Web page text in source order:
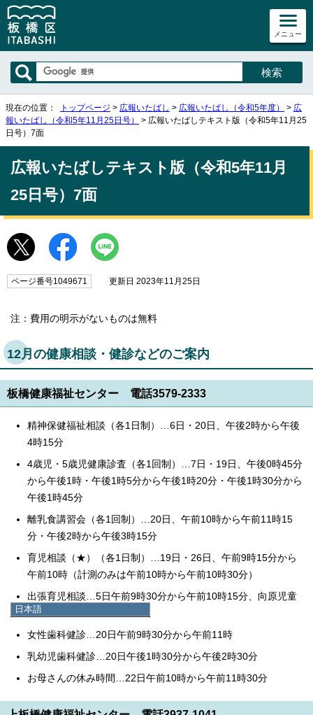
メニュー
日本語
English
한국어
简体中文
繁體中文
現在の位置： トップページ > 広報いたばし > 広報いたばし（令和5年度） > 広
報いたばし（令和5年11月25日号）
> 広報いたばしテキスト版（令和5年11月25
日号）7面
広報いたばしテキスト版（令和5年11月
25日号）7面
ページ番号1049671 更新日 2023年11月25日
注：費用の明示がないものは無料
12月の健康相談・健診などのご案内
板橋健康福祉センター 電話3579-2333
精神保健福祉相談（各1日制）…6日・20日、午後2時から午後
4時15分
4歳児・5歳児健康診査（各1回制）…7日・19日、午後0時45分
から午後1時・午後1時5分から午後1時20分・午後1時30分から
午後1時45分
離乳食講習会（各1回制）…20日、午前10時から午前11時15
分・午後2時から午後3時15分
育児相談（★）（各1日制）…19日・26日、午前9時15分から
午前10時（計測のみは午前10時から午前10時30分）
出張育児相談…5日午前9時30分から午前10時15分、向原児童
館
女性歯科健診…20日午前9時30分から午前11時
乳幼児歯科健診…20日午後1時30分から午後2時30分
お母さんの休み時間…22日午前10時から午前11時30分